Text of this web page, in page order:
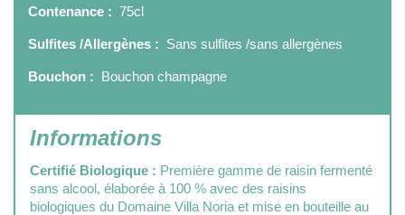
Contenance : 75cl
Sulfites /Allergènes : Sans sulfites /sans allergènes
Bouchon : Bouchon champagne
Informations
Certifié Biologique : Première gamme de raisin fermenté
sans alcool, élaborée à 100 % avec des raisins
biologiques du Domaine Villa Noria et mise en bouteille au